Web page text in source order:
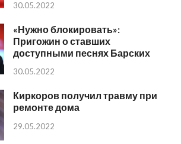
30.05.2022
«Нужно блокировать»:
Пригожин о ставших
доступными песнях Барских
30.05.2022
Киркоров получил травму при
ремонте дома
29.05.2022